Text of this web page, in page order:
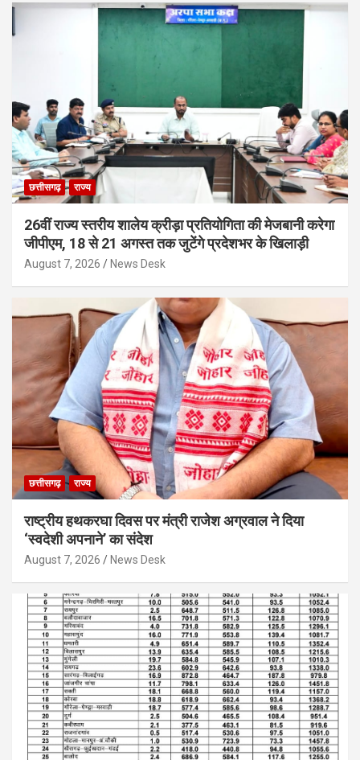
छत्तीसगढ़ राज्य
26वीं राज्य स्तरीय शालेय क्रीड़ा प्रतियोगिता की मेजबानी करेगा
जीपीएम, 18 से 21 अगस्त तक जुटेंगे प्रदेशभर के खिलाड़ी
August 7, 2026 News Desk
छत्तीसगढ़ राज्य
राष्ट्रीय हथकरघा दिवस पर मंत्री राजेश अग्रवाल ने दिया
‘स्वदेशी अपनाने’ का संदेश
August 7, 2026 News Desk